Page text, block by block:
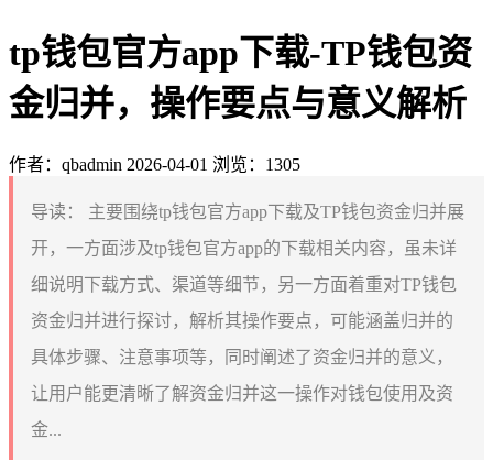
tp钱包官方app下载-TP钱包资
金归并，操作要点与意义解析
作者：qbadmin 2026-04-01 浏览：1305
导读：
主要围绕tp钱包官方app下载及TP钱包资金归并展
开，一方面涉及tp钱包官方app的下载相关内容，虽未详
细说明下载方式、渠道等细节，另一方面着重对TP钱包
资金归并进行探讨，解析其操作要点，可能涵盖归并的
具体步骤、注意事项等，同时阐述了资金归并的意义，
让用户能更清晰了解资金归并这一操作对钱包使用及资
金...